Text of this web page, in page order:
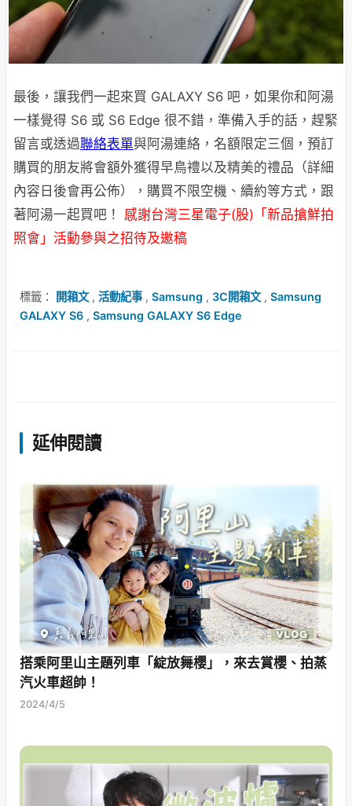
最後，讓我們一起來買 GALAXY S6 吧，如果你和阿湯
一樣覺得 S6 或 S6 Edge 很不錯，準備入手的話，趕緊
留言或透過聯絡表單與阿湯連絡，名額限定三個，預訂
購買的朋友將會額外獲得早鳥禮以及精美的禮品（詳細
內容日後會再公佈），購買不限空機、續約等方式，跟
著阿湯一起買吧！ 感謝台灣三星電子(股)「新品搶鮮拍
照會」活動參與之招待及邀稿
標籤： 開箱文, 活動紀事, Samsung , 3C開箱文, Samsung
GALAXY S6 , Samsung GALAXY S6 Edge
延伸閱讀
搭乘阿里山主題列車「綻放舞櫻」，來去賞櫻、拍蒸
汽火車超帥！
2024/4/5